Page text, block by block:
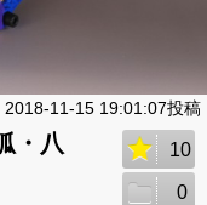
2018-11-15 19:01:07投稿
・八
10
0